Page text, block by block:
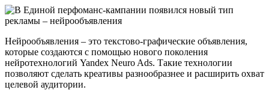
Нейрообъявления – это текстово-графические объявления,
которые создаются с помощью нового поколения
нейротехнологий Yandex Neuro Ads. Такие технологии
позволяют сделать креативы разнообразнее и расширить охват
целевой аудитории.